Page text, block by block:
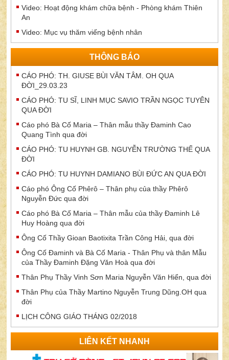
Video: Hoạt động khám chữa bệnh - Phòng khám Thiên
An
Video: Mục vụ thăm viếng bệnh nhân
THÔNG BÁO
CÁO PHÓ: TH. GIUSE BÙI VĂN TÂM. OH QUA
ĐỜI_29.03.23
CÁO PHÓ: TU SĨ, LINH MỤC SAVIO TRẦN NGỌC TUYÊN
QUA ĐỜI
Cáo phó Bà Cố Maria – Thân mẫu thầy Đaminh Cao
Quang Tình qua đời
CÁO PHÓ: TU HUYNH GB. NGUYỄN TRƯỜNG THẾ QUA
ĐỜI
CÁO PHÓ: TU HUYNH DAMIANO BÙI ĐỨC AN QUA ĐỜI
Cáo phó Ông Cố Phêrô – Thân phụ của thầy Phêrô
Nguyễn Đức qua đời
Cáo phó Bà Cố Maria – Thân mẫu của thầy Đaminh Lê
Huy Hoàng qua đời
Ông Cố Thầy Gioan Baotixita Trần Công Hải, qua đời
Ông Cố Đaminh và Bà Cố Maria - Thân Phụ và thân Mẫu
của Thầy Đaminh Đặng Văn Hoà qua đời
Thân Phụ Thầy Vinh Sơn Maria Nguyễn Văn Hiển, qua đời
Thân Phụ của Thầy Martino Nguyễn Trung Dũng.OH qua
đời
LỊCH CÔNG GIÁO THÁNG 02/2018
LIÊN KẾT NHANH